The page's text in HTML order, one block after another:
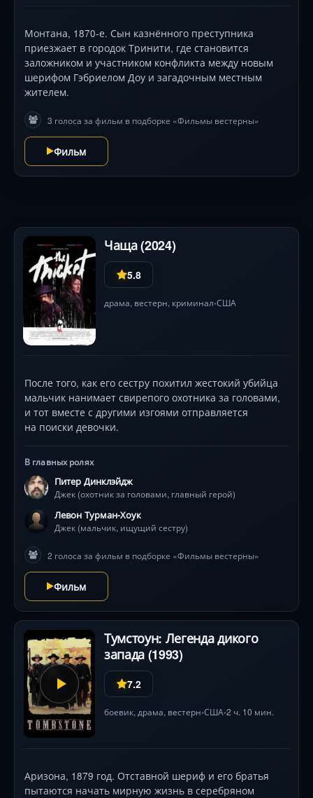
Монтана, 1870-е. Сын казнённого преступника
приезжает в городок Тринити, где становится
заложником и участником конфликта между новым
шерифом Гэбриелом Доу и загадочным местным
жителем.
3 голоса за фильм в подборке «Фильмы вестерны»
Фильм
Чаща (2024)
5.8
драма, вестерн, криминал•США
После того, как его сестру похитил жестокий убийца
мальчик нанимает свирепого охотника за головами,
и тот вместе с другими изгоями отправляется
на поиски девочки.
В главных ролях
Питер Динклэйдж
Джек (охотник за головами, главный герой)
Левон Турман-Хоук
Джек (мальчик, ищущий сестру)
2 голоса за фильм в подборке «Фильмы вестерны»
Фильм
Тумстоун: Легенда дикого
запада (1993)
7.2
боевик, драма, вестерн•США•2 ч. 10 мин.
Аризона, 1879 год. Отставной шериф и его братья
пытаются начать мирную жизнь в серебряном